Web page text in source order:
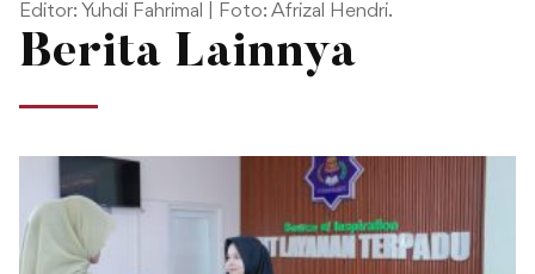
Editor: Yuhdi Fahrimal | Foto: Afrizal Hendri.
Berita Lainnya